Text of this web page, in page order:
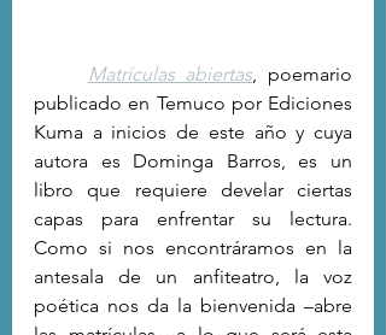
Matrículas abiertas, poemario
publicado en Temuco por Ediciones
Kuma a inicios de este año y cuya
autora es Dominga Barros, es un
libro que requiere develar ciertas
capas para enfrentar su lectura.
Como si nos encontráramos en la
antesala de un anfiteatro, la voz
poética nos da la bienvenida –abre